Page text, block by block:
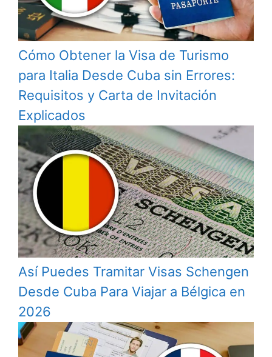
Cómo Obtener la Visa de Turismo
para Italia Desde Cuba sin Errores:
Requisitos y Carta de Invitación
Explicados
Así Puedes Tramitar Visas Schengen
Desde Cuba Para Viajar a Bélgica en
2026